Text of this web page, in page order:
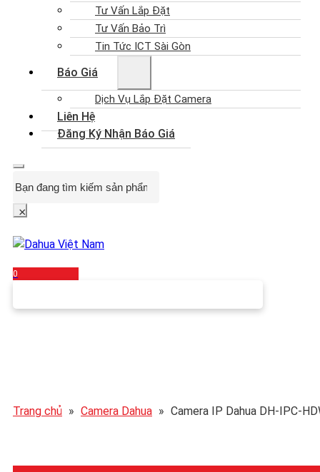
Tư Vấn Lắp Đặt
Tư Vấn Bảo Trì
Tin Tức ICT Sài Gòn
Báo Giá
Dịch Vụ Lắp Đặt Camera
Liên Hệ
Đăng Ký Nhận Báo Giá
×
0
Trang chủ » Camera Dahua » Camera IP Dahua DH-IPC-